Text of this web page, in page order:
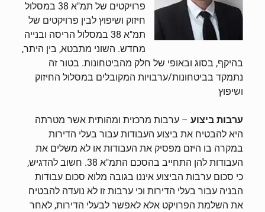
פרויקטים של תמ"א 38 במסלול
חיזוק ושיפוץ לבין פרויקטים של
תמ"א 38 במסלול הריסה ובנייה
מחדש. השוני מתבטא, בין היתר,
בהיקף, בסוג ובאופי של חלק מהביטחונות. בטור זה
נתמקד בביטחונות/ערבויות המקובלים במסלול החיזוק
ושיפוץ
ערבות ביצוע – ערבות מרכזית ומהותית אשר מטרתה
היא להבטיח את ביצוע העבודות עבור בעלי הדירות
במקרה בו היזם מפסיק את העבודות או לא משלים את
העבודות להן התחייב בהסכם התמ"א 38. חשוב להדגיש,
כי סכום ערבות הביצוע איננו בגובה מלוא סכום עבודות
הבניה עבור בעלי הדירות וכי ערבות זו לא נועדה להבטיח
את השלמת הפרויקט אלא לאפשר לבעלי הדירות, לאחר